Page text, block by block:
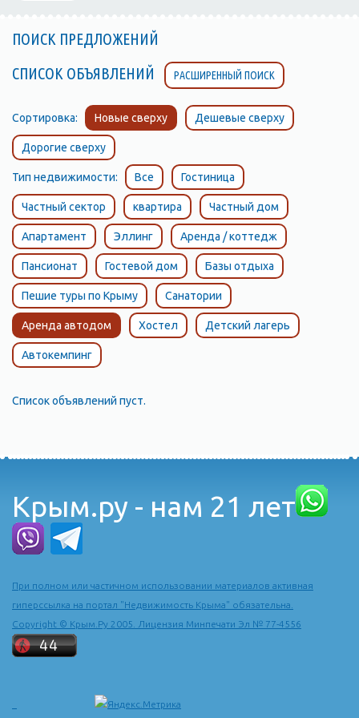
ПОИСК ПРЕДЛОЖЕНИЙ
СПИСОК ОБЪЯВЛЕНИЙ
РАСШИРЕННЫЙ ПОИСК
Сортировка: Новые сверху Дешевые сверху
Дорогие сверху
Тип недвижимости: Все Гостиница
Частный сектор квартира Частный дом
Апартамент Эллинг Аренда / коттедж
Пансионат Гостевой дом Базы отдыха
Пешие туры по Крыму Санатории
Аренда автодом Хостел Детский лагерь
Автокемпинг
Список объявлений пуст.
Крым.ру - нам 21 лет
При полном или частичном использовании материалов активная
гиперссылка на портал "Недвижимость Крыма" обязательна.
Copyright © Крым.Ру 2005. Лицензия Минпечати Эл № 77-4556